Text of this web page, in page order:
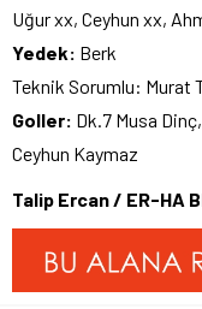
Uğur xx, Ceyhun xx,
Yedek: Berk
Teknik Sorumlu: Murat
Goller: Dk.7 Musa
Ceyhun Kaymaz
Talip Ercan / ER-HA